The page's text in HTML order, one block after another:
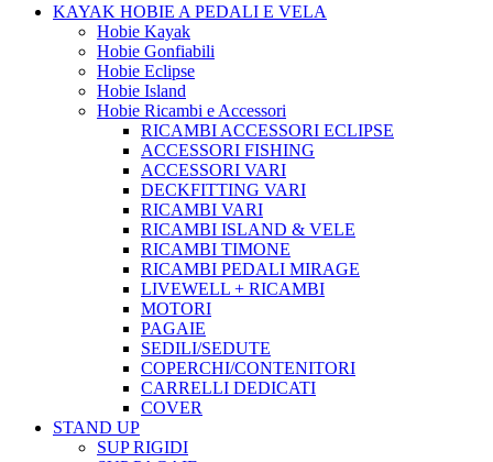
KAYAK HOBIE A PEDALI E VELA
Hobie Kayak
Hobie Gonfiabili
Hobie Eclipse
Hobie Island
Hobie Ricambi e Accessori
RICAMBI ACCESSORI ECLIPSE
ACCESSORI FISHING
ACCESSORI VARI
DECKFITTING VARI
RICAMBI VARI
RICAMBI ISLAND & VELE
RICAMBI TIMONE
RICAMBI PEDALI MIRAGE
LIVEWELL + RICAMBI
MOTORI
PAGAIE
SEDILI/SEDUTE
COPERCHI/CONTENITORI
CARRELLI DEDICATI
COVER
STAND UP
SUP RIGIDI